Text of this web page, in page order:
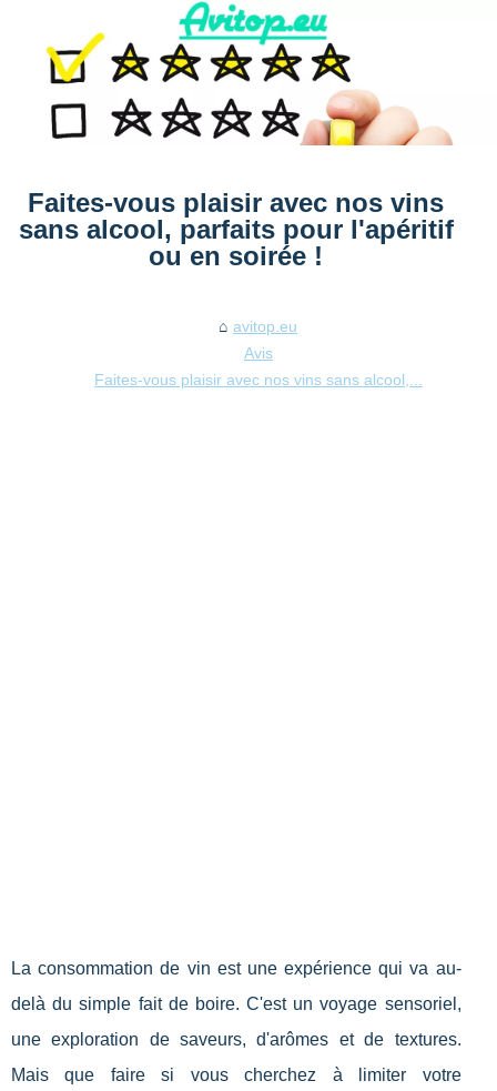
Faites-vous plaisir avec nos vins
sans alcool, parfaits pour l'apéritif
ou en soirée !
avitop.eu
Avis
Faites-vous plaisir avec nos vins sans alcool,...
La consommation de vin est une expérience qui va au-
delà du simple fait de boire. C'est un voyage sensoriel,
une exploration de saveurs, d'arômes et de textures.
Mais que faire si vous cherchez à limiter votre